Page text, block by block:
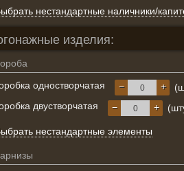
нестандартные наличники/
изделия:
одностворчатая
+
−
двустворчатая +
−
нестандартные элементы